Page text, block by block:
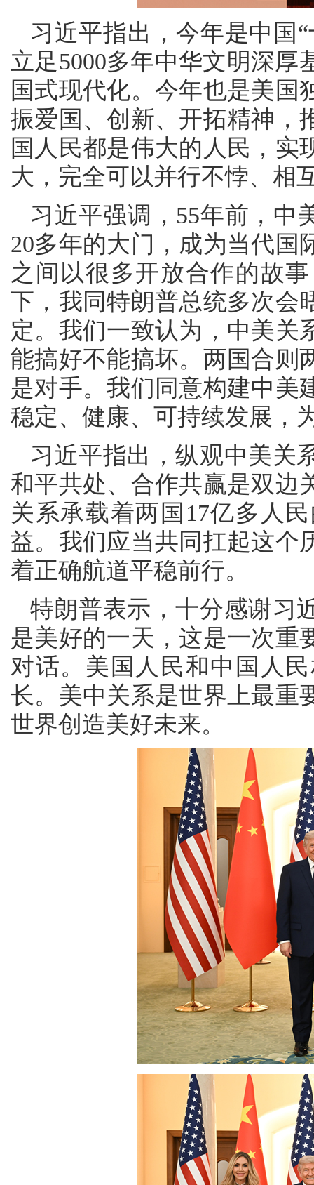
习近平指出，今年是中国
立足5000多年中华文明深
国式现代化。今年也是美国
振爱国、创新、开拓精神，
国人民都是伟大的人民，实
大，完全可以并行不悖、相
习近平强调，55年前，中
20多年的大门，成为当代国
之间以很多开放合作的故
下，我同特朗普总统多次会
定。我们一致认为，中美关
能搞好不能搞坏。两国合则
是对手。我们同意构建中美
稳定、健康、可持续发展，
习近平指出，纵观中美关
和平共处、合作共赢是双边
关系承载着两国17亿多人
益。我们应当共同扛起这个
着正确航道平稳前行。
特朗普表示，十分感谢习
是美好的一天，这是一次重
对话。美国人民和中国人
长。美中关系是世界上最重
世界创造美好未来。